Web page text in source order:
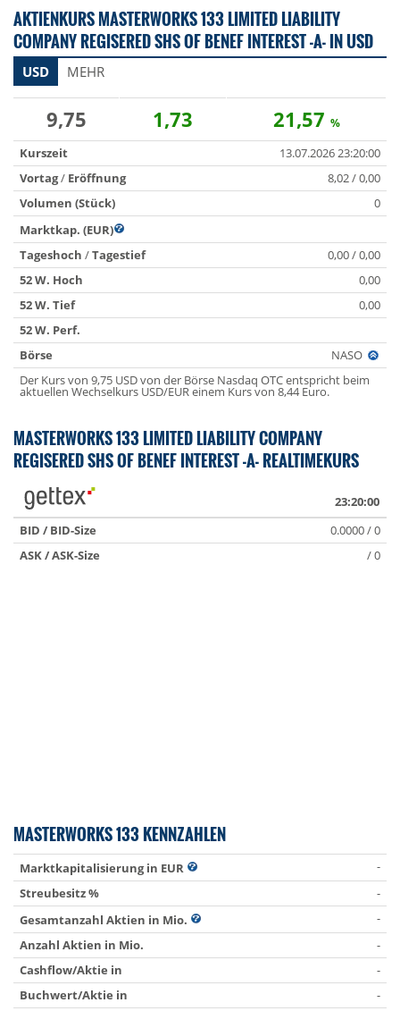
AKTIENKURS MASTERWORKS 133 LIMITED LIABILITY
COMPANY REGISERED SHS OF BENEF INTEREST -A- IN USD
USD MEHR
9,75 1,73 21,57 %
Kurszeit
13.07.2026 23:20:00
Vortag/ Eröffnung
8,02 / 0,00
Volumen (Stück)
0
Marktkap. (EUR)
Tageshoch /Tagestief
0,00 / 0,00
52 W. Hoch
0,00
52 W. Tief
0,00
52 W. Perf.
Börse
NASO
Der Kurs von 9,75 USD von der Börse Nasdaq OTC entspricht beim
aktuellen Wechselkurs USD/EUR einem Kurs von 8,44 Euro.
MASTERWORKS 133 LIMITED LIABILITY COMPANY
REGISERED SHS OF BENEF INTEREST -A- REALTIMEKURS
23:20:00
BID / BID-Size
0.0000 / 0
ASK / ASK-Size
/ 0
MASTERWORKS 133 KENNZAHLEN
Marktkapitalisierung in EUR
-
Streubesitz %
-
Gesamtanzahl Aktien in Mio.
-
Anzahl Aktien in Mio.
-
Cashflow/Aktie in
-
Buchwert/Aktie in
-